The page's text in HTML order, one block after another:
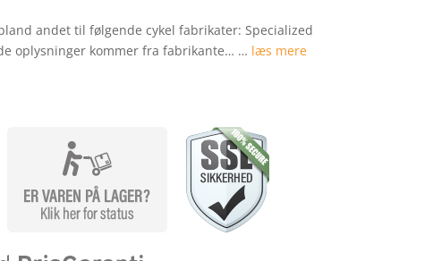
andet til følgende cykel fabrikater: Specialized
oplysninger kommer fra fabrikante… … læs mere